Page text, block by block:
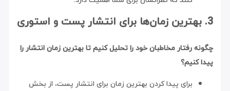
3. بهترین زمان‌ها برای انتشار پست و استوری
چگونه رفتار مخاطبان خود را تحلیل کنیم تا بهترین زمان انتشار را
پیدا کنیم؟
برای پیدا کردن بهترین زمان برای انتشار پست، از بخش